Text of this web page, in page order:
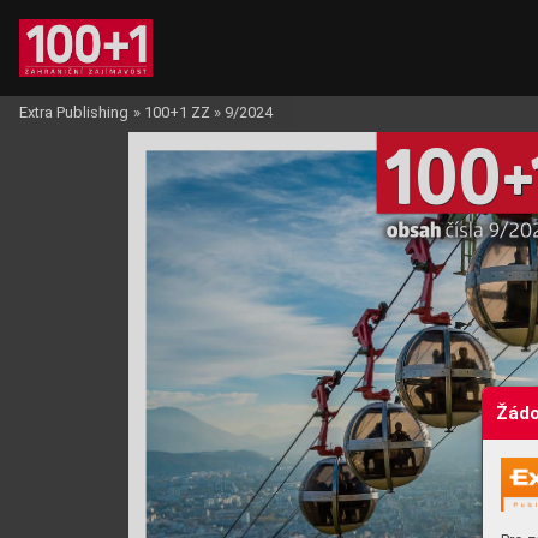
obsah čísla 9/
100+
Extra Publishing » 100+1 ZZ » 9/2024